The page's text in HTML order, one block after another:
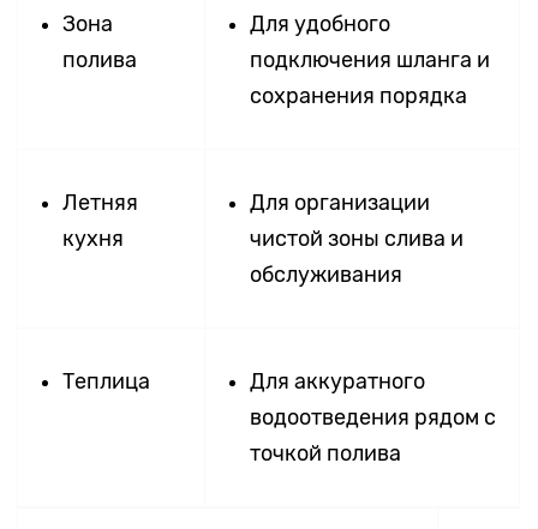
Зона
полива
Для удобного
подключения шланга и
сохранения порядка
Летняя
кухня
Для организации
чистой зоны слива и
обслуживания
Теплица
Для аккуратного
водоотведения рядом с
точкой полива